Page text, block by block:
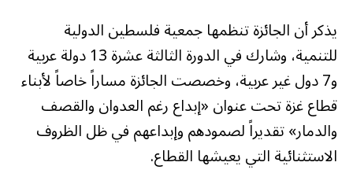
يذكر أن الجائزة تنظمها جمعية فلسطين الدولية
للتنمية، وشارك في الدورة الثالثة عشرة 13 دولة عربية
و7 دول غير عربية، وخصصت الجائزة مساراً خاصاً لأبناء
قطاع غزة تحت عنوان «إبداع رغم العدوان والقصف
والدمار» تقديراً لصمودهم وإبداعهم في ظل الظروف
الاستثنائية التي يعيشها القطاع.